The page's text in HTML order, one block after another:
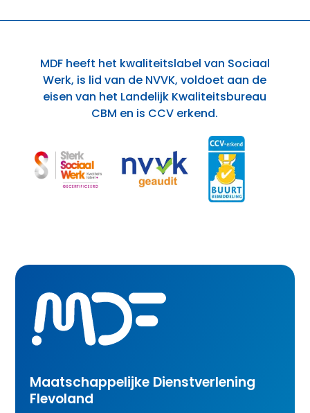
MDF heeft het kwaliteitslabel van Sociaal
Werk, is lid van de NVVK, voldoet aan de
eisen van het Landelijk Kwaliteitsbureau
CBM en is CCV erkend.
Maatschappelijke Dienstverlening
Flevoland